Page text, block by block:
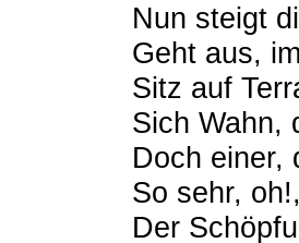
Nun steigt
Geht aus,
Sitz auf
Sich Wahn,
Doch einer,
So sehr,
Der